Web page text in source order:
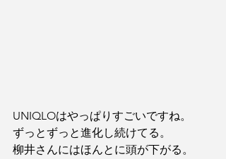
UNIQLOはやっぱりすごいですね。
ずっとずっと進化し続けてる。
柳井さんにはほんとに頭が下がる。